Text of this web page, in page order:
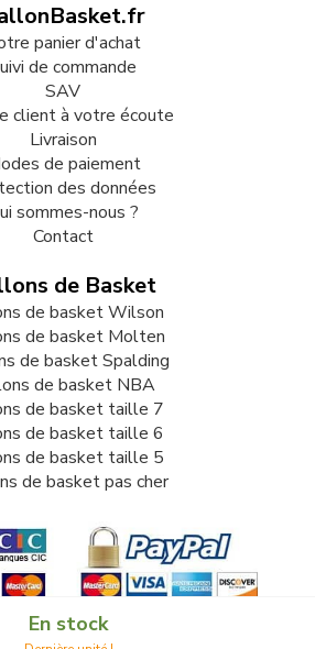
En stock
panier d'achat
de commande
SAV
client à votre écoute
Livraison
de paiement
des données
sommes-nous ?
Contact
de Basket
de basket Wilson
de basket Molten
de basket Spalding
de basket NBA
de basket taille 7
de basket taille 6
de basket taille 5
de basket pas cher